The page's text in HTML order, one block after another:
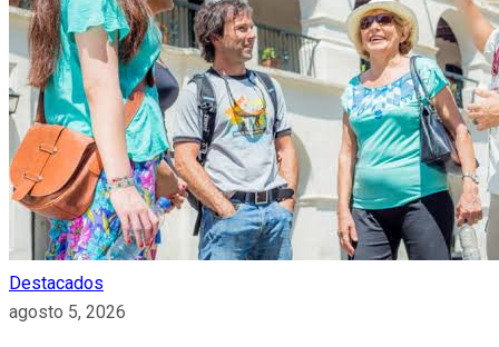
Destacados
agosto 5, 2026